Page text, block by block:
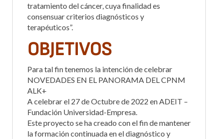
tratamiento del cáncer, cuya finalidad es
consensuar criterios diagnósticos y
terapéuticos”.
OBJETIVOS
Para tal fin tenemos la intención de celebrar
NOVEDADES EN EL PANORAMA DEL CPNM
ALK+
A celebrar el 27 de Octubre de 2022 en ADEIT –
Fundación Universidad-Empresa.
Este proyecto se ha creado con el fin de mantener
la formación continuada en el diagnóstico y